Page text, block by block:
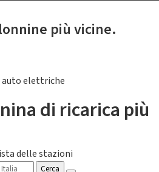
più vicine.
auto elettriche
di ricarica più
delle stazioni
Cerca